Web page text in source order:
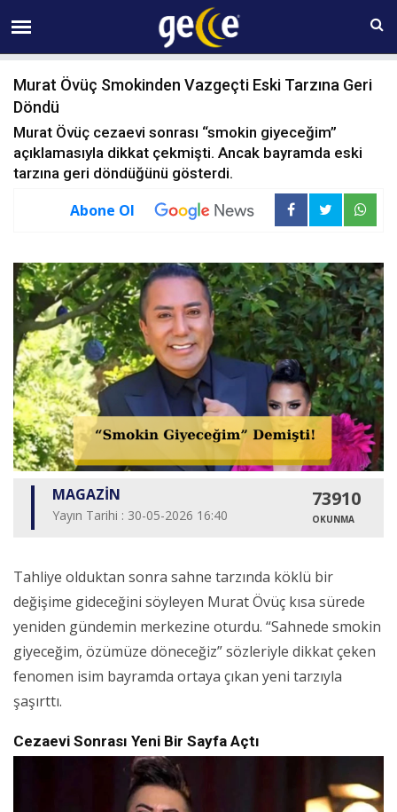
08 AĞUSTOS Cumartesi 06:30
Murat Övüç Smokinden Vazgeçti Eski Tarzına Geri
Döndü
Murat Övüç cezaevi sonrası “smokin giyeceğim”
açıklamasıyla dikkat çekmişti. Ancak bayramda eski
tarzına geri döndüğünü gösterdi.
Abone Ol
MAGAZİN
Yayın Tarihi : 30-05-2026 16:40
73910
OKUNMA
Tahliye olduktan sonra sahne tarzında köklü bir
değişime gideceğini söyleyen Murat Övüç kısa sürede
yeniden gündemin merkezine oturdu. “Sahnede smokin
giyeceğim, özümüze döneceğiz” sözleriyle dikkat çeken
fenomen isim bayramda ortaya çıkan yeni tarzıyla
şaşırttı.
Cezaevi Sonrası Yeni Bir Sayfa Açtı